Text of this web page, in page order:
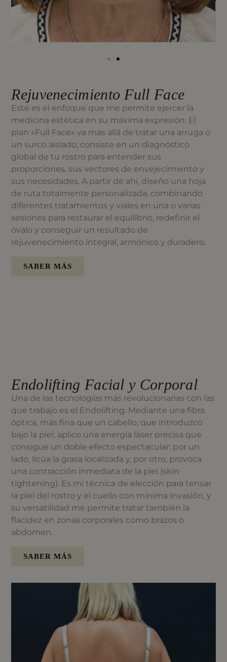
Rejuvenecimiento Full Face
Este es el enfoque que me permite ejercer la
medicina estética en su máxima expresión. El
plan «Full Face» va más allá de tratar una arruga o
un surco aislado; consiste en un diagnóstico
global de tu rostro para entender sus
proporciones, sus vectores de envejecimiento y
sus necesidades. A partir de ahí, diseño una hoja
de ruta totalmente personalizada, combinando
diferentes tratamientos y viales en una o varias
sesiones para restaurar el equilibrio, redefinir el
óvalo y conseguir un resultado de
rejuvenecimiento integral, armónico y duradero.
SABER MÁS
Endolifting Facial y Corporal
Una de las tecnologías más revolucionarias con las
que trabajo es el Endolifting. Mediante una fibra
óptica, más fina que un cabello, que introduzco
bajo la piel, aplico una energía láser precisa que
consigue un doble efecto espectacular: por un
lado, licúa la grasa localizada y, por otro, provoca
una contracción inmediata de la piel (skin
tightening). Es mi técnica de elección para tensar
la piel del rostro y el cuello con mínima invasión, y
su versatilidad me permite tratar también la
flacidez en zonas corporales como brazos o
abdomen.
SABER MÁS